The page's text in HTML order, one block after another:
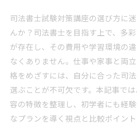
司法書士試験対策講座の選び方に
んか？司法書士を目指す上で、多
が存在し、その費用や学習環境の
なくありません。仕事や家事と両
格をめざすには、自分に合った司
選ぶことが不可欠です。本記事で
容の特徴を整理し、初学者にも経
なプランを導く視点と比較ポイント